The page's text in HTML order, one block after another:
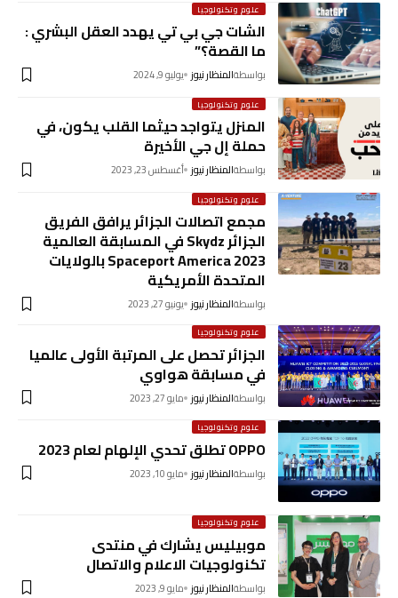
علوم وتكنولوجيا
الشات جي بي تي يهدد العقل البشري :
ما القصة؟”
بواسطةالمنظار نيوز يوليو 9, 2024
علوم وتكنولوجيا
المنزل يتواجد حيثما القلب يكون، في
حملة إل جي الأخيرة
بواسطةالمنظار نيوز أغسطس 23, 2023
علوم وتكنولوجيا
مجمع اتصالات الجزائر يرافق الفريق
الجزائر Skydz في المسابقة العالمية
Spaceport America 2023 بالولايات
المتحدة الأمريكية
بواسطةالمنظار نيوز يونيو 27, 2023
علوم وتكنولوجيا
الجزائر تحصل على المرتبة الأولى عالميا
في مسابقة هواوي
بواسطةالمنظار نيوز مايو 27, 2023
علوم وتكنولوجيا
OPPO تطلق تحدي الإلهام لعام 2023
بواسطةالمنظار نيوز مايو 10, 2023
علوم وتكنولوجيا
موبيليس يشارك في منتدى
تكنولوجيات الاعلام والاتصال
بواسطةالمنظار نيوز مايو 9, 2023